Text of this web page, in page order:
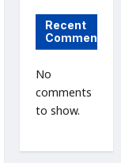
Recent
Comments
No
comments
to show.